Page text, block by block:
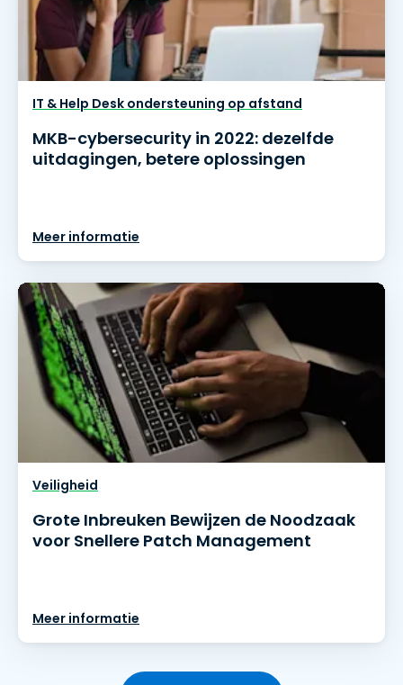
IT & Help Desk ondersteuning op afstand
MKB-cybersecurity in 2022: dezelfde
uitdagingen, betere oplossingen
Meer informatie
Veiligheid
Grote Inbreuken Bewijzen de Noodzaak
voor Snellere Patch Management
Meer informatie